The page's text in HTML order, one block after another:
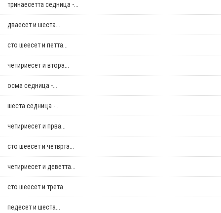
тринаесетта седница -...
дваесет и шеста...
сто шеесет и петта...
четириесет и втора...
осма седница -...
шеста седница -...
четириесет и прва...
сто шеесет и четврта...
четириесет и деветта...
сто шеесет и трета...
педесет и шеста...